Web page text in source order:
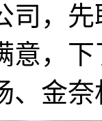
司，
意，
、金